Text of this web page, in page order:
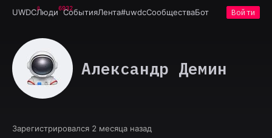
UWDCЛюди6932
СобытияЛента#uwdcСообществаБот Войти
Александр Демин
Зарегистрировался 2 месяца назад